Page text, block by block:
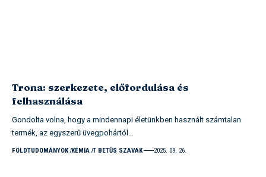
Trona: szerkezete, előfordulása és
felhasználása
Gondolta volna, hogy a mindennapi életünkben használt számtalan
termék, az egyszerű üvegpohártól…
FÖLDTUDOMÁNYOK KÉMIA T BETŰS SZAVAK 2025. 09. 26.